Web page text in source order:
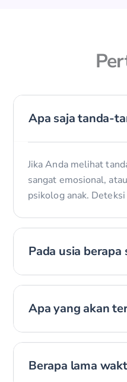
Apa saja tanda-
Jika Anda melihat
sangat emosional,
psikolog anak.
Pada usia
Apa yang akan
Berapa lama